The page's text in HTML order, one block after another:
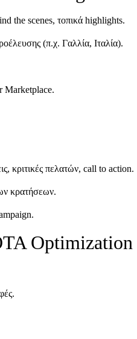
the scenes, τοπικά highlights.
(π.χ. Γαλλία, Ιταλία).
Marketplace.
κριτικές πελατών, call to action.
κρατήσεων.
Optimization